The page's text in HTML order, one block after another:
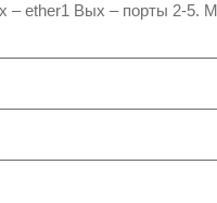
– ether1 Вых – порты 2-5.